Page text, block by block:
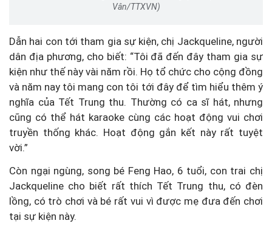
Vân/TTXVN)
Dẫn hai con tới tham gia sự kiện, chị Jackqueline, người
dân địa phương, cho biết: “Tôi đã đến đây tham gia sự
kiện như thế này vài năm rồi. Họ tổ chức cho cộng đồng
và năm nay tôi mang con tôi tới đây để tìm hiểu thêm ý
nghĩa của Tết Trung thu. Thường có ca sĩ hát, nhưng
cũng có thể hát karaoke cùng các hoạt động vui chơi
truyền thống khác. Hoạt động gắn kết này rất tuyệt
vời.”
Còn ngại ngùng, song bé Feng Hao, 6 tuổi, con trai chị
Jackqueline cho biết rất thích Tết Trung thu, có đèn
lồng, có trò chơi và bé rất vui vì được mẹ đưa đến chơi
tại sự kiện này.